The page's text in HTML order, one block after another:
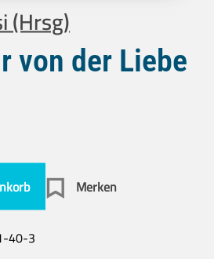
(Hrsg)
von der Liebe
Merken
40-3